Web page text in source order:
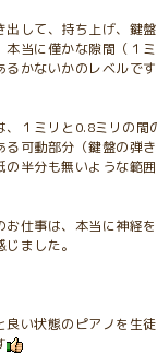
出して、持ち上げ、鍵
本当に僅かな隙間（１
るかないかのレベルです
、１ミリと0.8ミリの間
可動部分（鍵盤の弾
の半分も無いような範
お仕事は、本当に神経
ました。
良い状態のピアノを生